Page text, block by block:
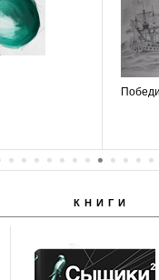
КНИГИ